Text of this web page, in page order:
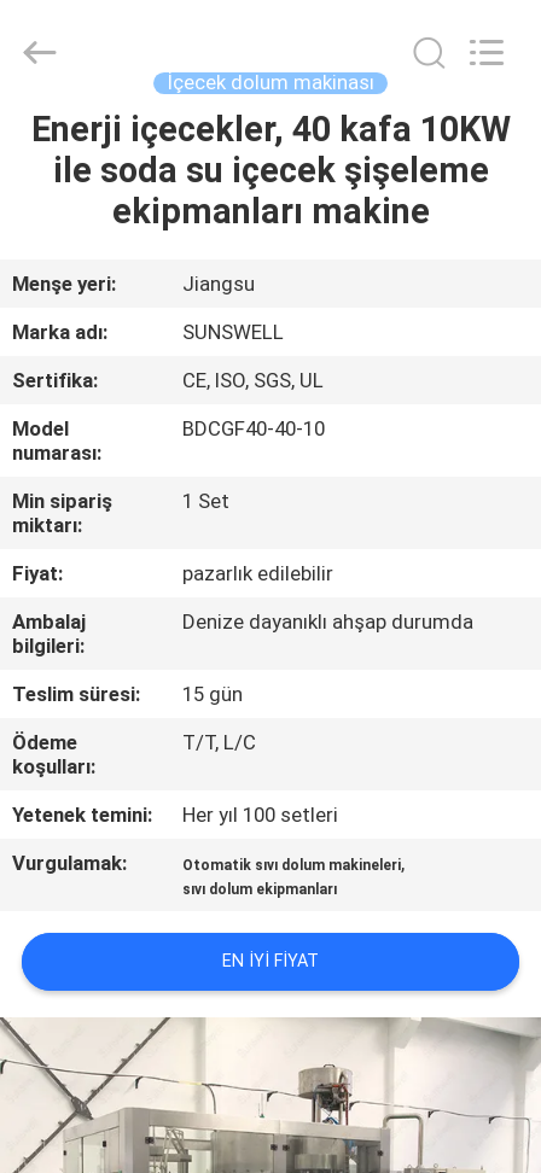
EV
ÜRÜN:%
VİDEOLAR
HAKKIMIZDA
TURU
KALITE
KONTROL
BIZIMLE
ILETIŞIME
HABERLER
BIR
TEKLIF
ISTEĞI
SITE
HARITASI
Reserved.
İçecek dolum makinası
Enerji içecekler, 40 kafa 10KW
ile soda su içecek şişeleme
ekipmanları makine
Menşe yeri:
Jiangsu
Marka adı:
SUNSWELL
Sertifika:
CE, ISO, SGS, UL
Model
numarası:
BDCGF40-40-10
Min sipariş
miktarı:
1 Set
Fiyat:
pazarlık edilebilir
Ambalaj
bilgileri:
Denize dayanıklı ahşap durumda
Teslim süresi:
15 gün
Ödeme
koşulları:
T/T, L/C
Yetenek temini:
Her yıl 100 setleri
Vurgulamak:
Otomatik sıvı dolum makineleri,
sıvı dolum ekipmanları
EN IYI FIYAT